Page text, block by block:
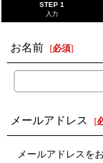
STEP 1
入力
お名前 [必須]
メールアドレス [
メールアドレスを